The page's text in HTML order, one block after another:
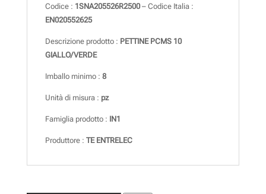
Codice : 1SNA205526R2500– Codice Italia :
EN020552625
Descrizione prodotto : PETTINE PCMS 10
GIALLO/VERDE
Imballo minimo : 8
Unità di misura : pz
Famiglia prodotto : IN1
Produttore : TE ENTRELEC